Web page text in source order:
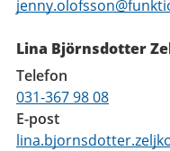
Lina Björnsdotter
Telefon
031-367 98 08
E-post